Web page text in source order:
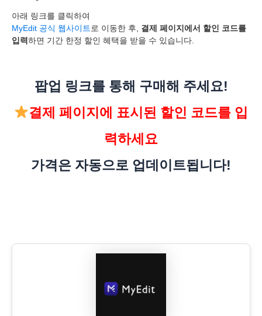
아래 링크를 클릭하여
MyEdit 공식 웹사이트로 이동한 후, 결제 페이지에서 할인 코드를
입력 하면 기간 한정 할인 혜택을 받을 수 있습니다.
팝업 링크를 통해 구매해 주세요!
결제 페이지에 표시된 할인 코드를 입
력하세요
가격은 자동으로 업데이트됩니다!